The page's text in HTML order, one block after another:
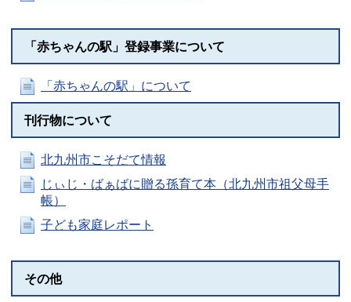
「赤ちゃんの駅」登録事業について
「赤ちゃんの駅」について
刊行物について
北九州市こそだて情報
じぃじ・ばぁばに贈る孫育て本（北九州市祖父母手
帳）
子ども家庭レポート
その他